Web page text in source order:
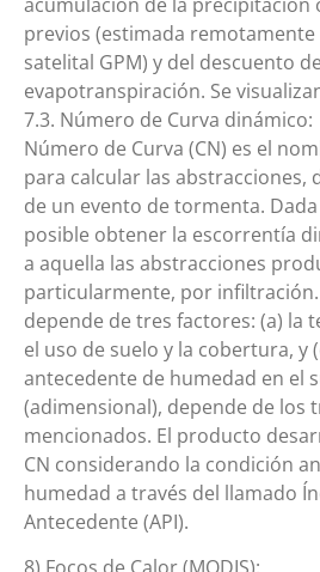
previos (estimada
satelital GPM) y del descuento
evapotranspiración. Se
7.3. Número de Curva dinámico:
Número de Curva (CN) es el
para calcular las abstracciones,
de un evento de tormenta.
posible obtener la escorrentía
a aquella las abstracciones
particularmente, por
depende de tres factores: (a) la
el uso de suelo y la cobertura, y
antecedente de humedad en el
(adimensional), depende de los
mencionados. El producto
CN considerando la condición
humedad a través del llamado
Antecedente (API).